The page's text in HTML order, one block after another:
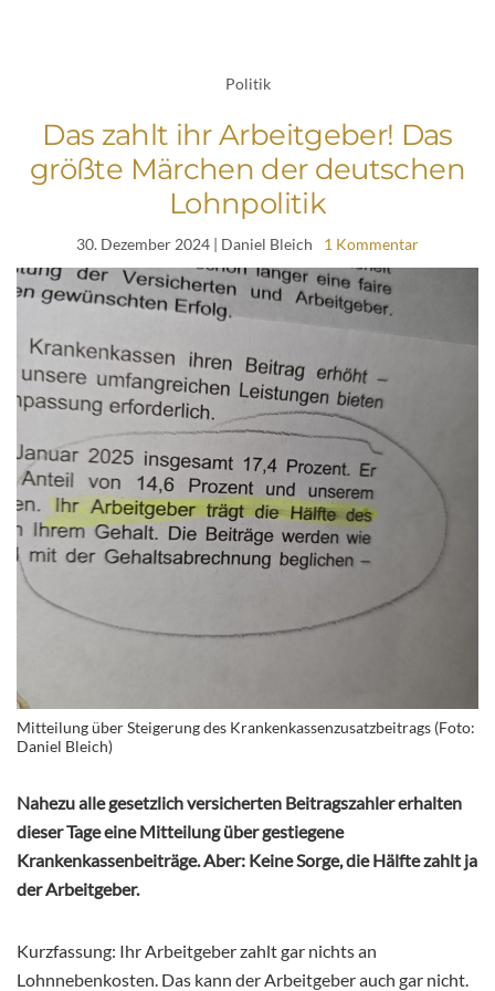
Politik
Das zahlt ihr Arbeitgeber! Das
größte Märchen der deutschen
Lohnpolitik
30. Dezember 2024 | Daniel Bleich 1 Kommentar
Mitteilung über Steigerung des Krankenkassenzusatzbeitrags (Foto:
Daniel Bleich)
Nahezu alle gesetzlich versicherten Beitragszahler erhalten
dieser Tage eine Mitteilung über gestiegene
Krankenkassenbeiträge. Aber: Keine Sorge, die Hälfte zahlt ja
der Arbeitgeber.
Kurzfassung: Ihr Arbeitgeber zahlt gar nichts an
Lohnnebenkosten. Das kann der Arbeitgeber auch gar nicht.